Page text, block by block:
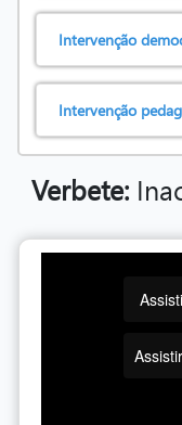
Intervenção
Intervenção
Verbete: